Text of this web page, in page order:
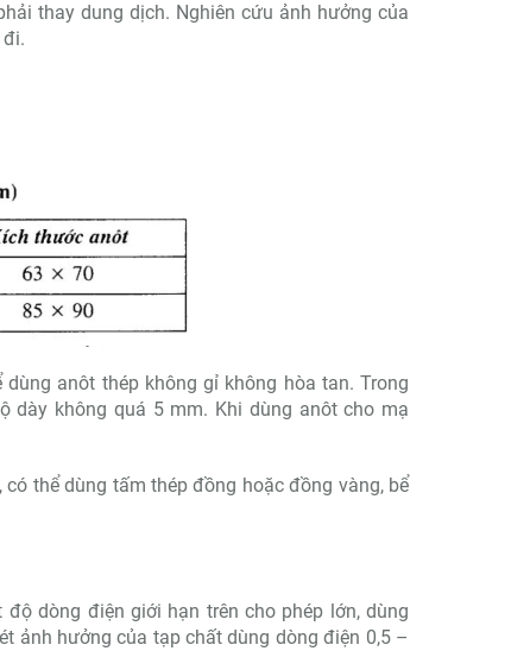
thay dung dịch. Nghiên cứu ảnh hưởng của
anôt thép không gỉ không hòa tan. Trong
dày không quá 5 mm. Khi dùng anôt cho mạ
thể dùng tấm thép đồng hoặc đồng vàng, bể
dòng điện giới hạn trên cho phép lớn, dùng
ảnh hưởng của tạp chất dùng dòng điện 0,5 –
30 Bể rửa siêu âm ASUSCN-06